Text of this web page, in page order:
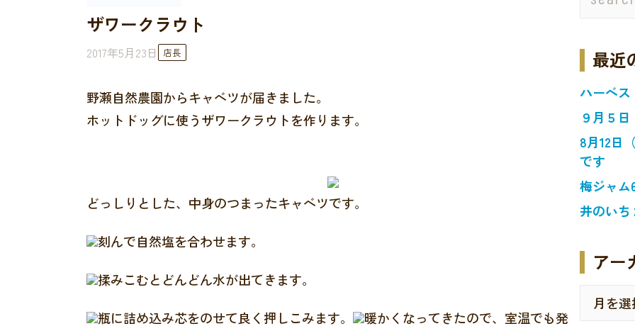
ザワークラウト
2017年5月23日 店長
野瀬自然農園からキャベツが届きました。
ホットドッグに使うザワークラウトを作ります。
どっしりとした、中身のつまったキャベツです。
刻んで自然塩を合わせます。
揉みこむとどんどん水が出てきます。
瓶に詰め込み芯をのせて良く押しこみます。
暖かくなってきたので、室温でも発
最近
ハーベス
９月５
8月12日
です
梅ジャム
井のいち
アー